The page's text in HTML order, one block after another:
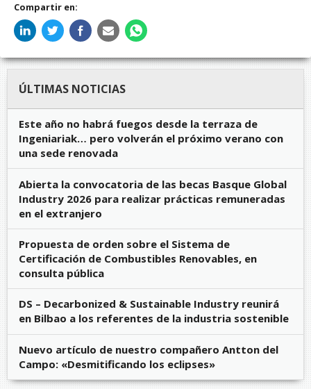
Compartir en:
ÚLTIMAS NOTICIAS
Este año no habrá fuegos desde la terraza de
Ingeniariak… pero volverán el próximo verano con
una sede renovada
Abierta la convocatoria de las becas Basque Global
Industry 2026 para realizar prácticas remuneradas
en el extranjero
Propuesta de orden sobre el Sistema de
Certificación de Combustibles Renovables, en
consulta pública
DS – Decarbonized & Sustainable Industry reunirá
en Bilbao a los referentes de la industria sostenible
Nuevo artículo de nuestro compañero Antton del
Campo: «Desmitificando los eclipses»